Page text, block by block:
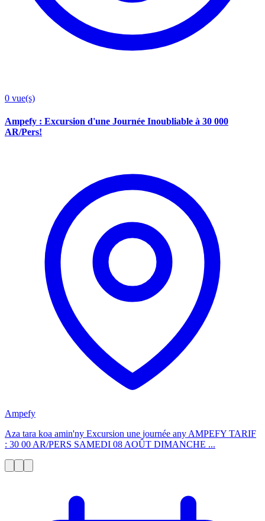
0 vue(s)
Ampefy : Excursion d'une Journée Inoubliable à 30 000
AR/Pers!
Ampefy
Aza tara koa amin'ny Excursion une journée any AMPEFY TARIF
: 30 00 AR/PERS SAMEDI 08 AOÛT DIMANCHE ...